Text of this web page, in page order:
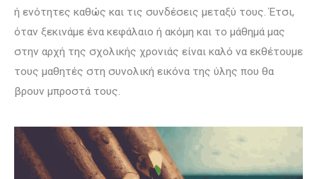
ή ενότητες καθώς και τις συνδέσεις μεταξύ τους. Έτσι,
όταν ξεκινάμε ένα κεφάλαιο ή ακόμη και το μάθημά μας
στην αρχή της σχολικής χρονιάς είναι καλό να εκθέτουμε
τους μαθητές στη συνολική εικόνα της ύλης που θα
βρουν μπροστά τους.